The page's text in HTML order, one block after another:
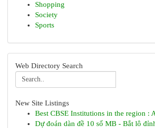
Shopping
Society
Sports
Web Directory Search
New Site Listings
Best CBSE Institutions in the region :
Dự đoán dàn đề 10 số MB - Bắt lô